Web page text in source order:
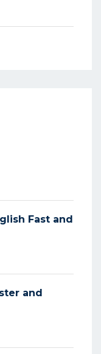
Fast and
and